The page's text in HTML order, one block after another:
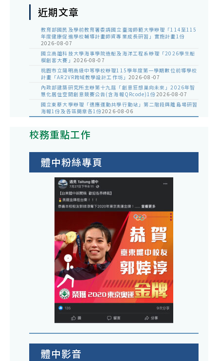
近期文章
教育部國民及學前教育署委請國立臺灣師範大學辦理「114至115
年度健康促進學校輔導計畫師資專業成長研習」實施計畫1份
2026-08-07
國立高雄科技大學海事學院造船及海洋工程系辦理「2026學生船
模創客大賽」 2026-08-07
桃園市立陽明高級中等學校辦理115學年度第一學期數位前導學校
計畫「AR2VR跨域教學設計工作坊」 2026-08-07
內政部建築研究所主辦第十九屆「創意狂想巢向未來」2026年智
慧化居住空間創意競賽公告(含海報QRcode)1份2026-08-07
國立東華大學辦理「適應運動共學行動站」第二階段與離島場研習
海報1份及各區簡章各1份2026-08-06
校務重點工作
體中粉絲專頁
體中影音